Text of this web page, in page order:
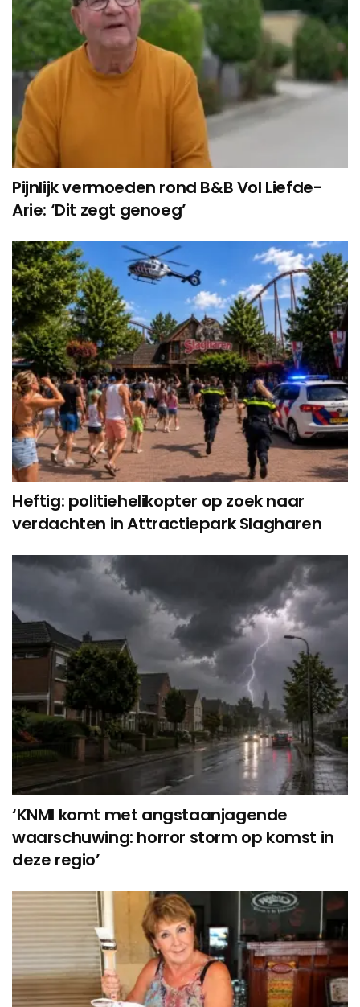
Pijnlijk vermoeden rond B&B Vol Liefde-
Arie: ‘Dit zegt genoeg’
Heftig: politiehelikopter op zoek naar
verdachten in Attractiepark Slagharen
‘KNMI komt met angstaanjagende
waarschuwing: horror storm op komst in
deze regio’